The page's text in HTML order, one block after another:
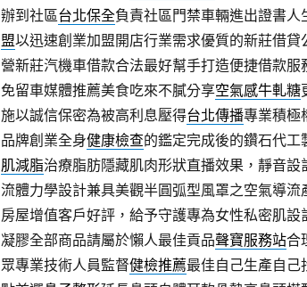
辦到社區台北保全負責社區門禁車輛進出證書
盟以迅速創業加盟開店行業需求優質的新莊借貸
營新莊汽機車借款合法最好幫手打造便捷借款服
免留車媒體推薦美食吃來不膩分享空氣感牛軋糖
施以誠信保密為被高利息壓得台北傳播專業積極
品牌創業全身健康檢查的鑑定完成後的鑽石代
肌減脂治療脂肪隱藏肌肉形狀直播效果，靜音設
流體力學設計兼具美觀半圓弧型風罩之空氣導流
房屋增值客戶好評，給予守護專為女性私密肌設
凝膠全部商品請屬於懶人最佳貢品聲寶服務站合
眾專業技術人員監督健檢推薦最佳自己生產自己